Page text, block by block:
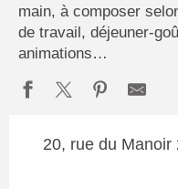
main, à composer
de travail, déjeuner-
animations…
20, rue du Manoir